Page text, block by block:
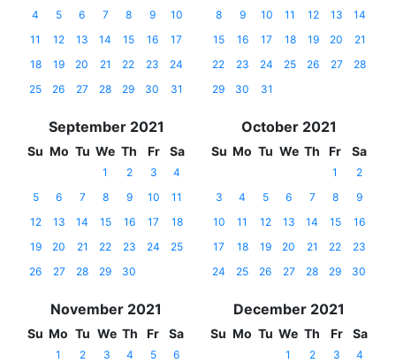
4
5 6 7 8 9
10
11
12 13 14 15 16
17
18
19 20 21 22 23
24
25
26 27 28 29 30 31
8
9 10 11 12 13
14
15
16 17 18 19 20
21
22
23 24 25 26 27
28
29
30 31
September 2021
Su Mo Tu We Th Fr Sa
1 2 3
4
5
6 7 8 9 10
11
12
13 14 15 16 17
18
19
20 21 22 23 24
25
26
27 28 29 30
October 2021
Su Mo Tu We Th Fr Sa
1
2
3
4 5 6 7 8
9
10
11 12 13 14 15
16
17
18 19 20 21 22
23
24
25 26 27 28 29 30
November 2021
Su Mo Tu We Th Fr Sa
1 2 3 4 5
6
December 2021
Su Mo Tu We Th Fr Sa
1 2 3
4